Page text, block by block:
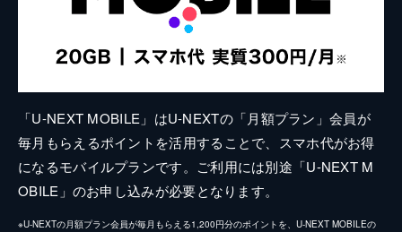
「U-NEXT MOBILE」はU-NEXTの「月額プラン」会員が
毎月もらえるポイントを活用することで、スマホ代がお得
になるモバイルプランです。ご利用には別途「U-NEXT M
OBILE」のお申し込みが必要となります。
※U-NEXTの月額プラン会員が毎月もらえる1,200円分のポイントを、U-NEXT MOBILEの